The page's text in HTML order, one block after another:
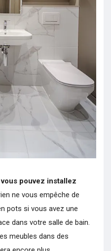
vous pouvez installez
ne vous empêche de
pots si vous avez une
dans votre salle de bain.
meubles dans des